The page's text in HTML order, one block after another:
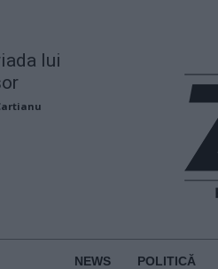
lui
NEWS POLITICĂ